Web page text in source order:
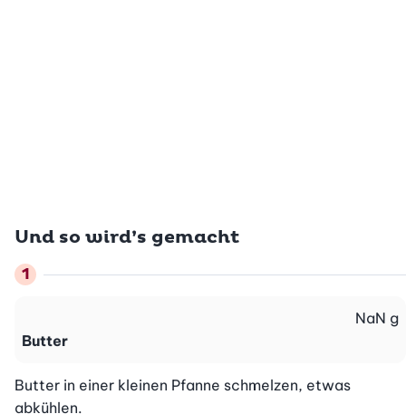
Und so wird’s gemacht
Butter
NaN g
Butter in einer kleinen Pfanne schmelzen, etwas
abkühlen.